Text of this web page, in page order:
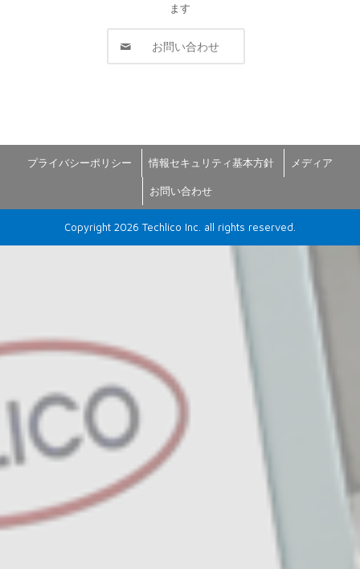
ます
お問い合わせ
プライバシーポリシー 情報セキュリティ基本方針 メディア
お問い合わせ
Copyright 2026 Techlico Inc. all rights reserved.